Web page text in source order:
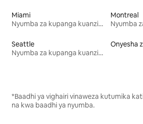
Miami
Nyumba za kupanga kuanzia mwezi mmoja
Montreal
Seattle
Nyumba za kupanga kuanzia mwezi mmoja
Onyesha
*Baadhi ya vighairi vinaweza kutumika
na kwa baadhi ya nyumba.